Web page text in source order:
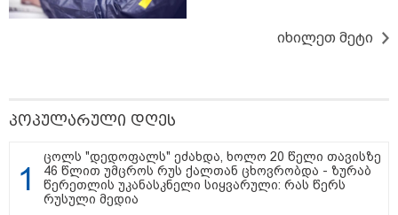
გასვენება ტაძრიდან არ მოხდეს,
ეს მგლოვიარეს ისეთი
სიყვარულითა უნდა ავუხსნათ,
დანაშაული, 5-ჯერ შეცვლილი
დაწყებული საქმე... მადლობა
პროკურატურას, მათ გარეშე ეს
შედეგი არ დადგებოდა" - ქეთა
ხარძიანი
იხილეთ მეტი
პოპულარული დღეს
ცოლს "დედოფალს" ეძახდა, ხოლო 20 წელი თავისზე
46 წლით უმცროს რუს ქალთან ცხოვრობდა - ზურაბ
წერეთლის უკანასკნელი სიყვარული: რას წერს
რუსული მედია